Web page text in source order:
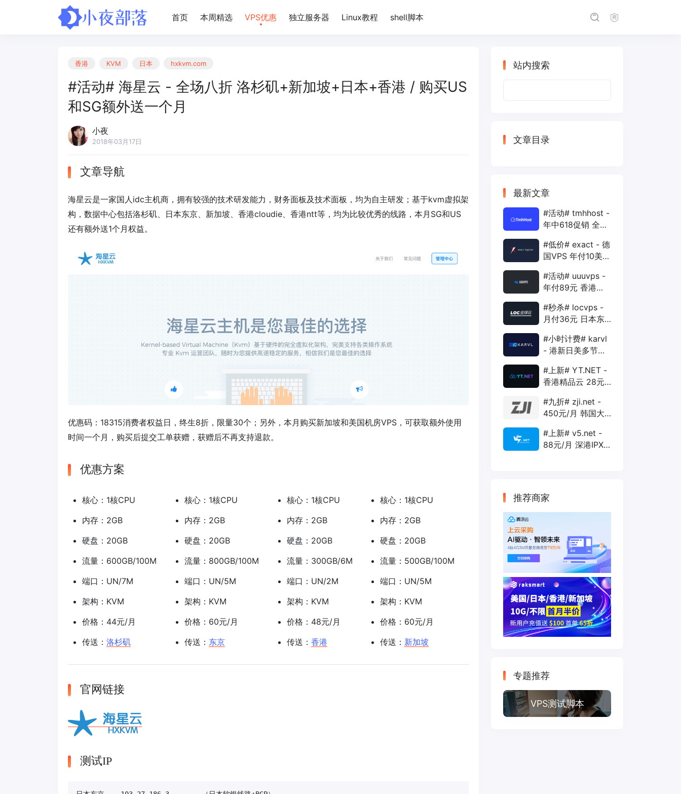
首页 本周精选 VPS优惠 独立服务器 Linux教程 shell脚本
香港 KVM 日本 hxkvm.com
#活动# 海星云 - 全场八折 洛杉矶+新加坡+日本+香港 / 购买US
和SG额外送一个月
小夜
2018年03月17日
文章导航
海星云是一家国人idc主机商，拥有较强的技术研发能力，财务面板及技术面板，均为自主研发；基于kvm虚拟架
构，数据中心包括洛杉矶、日本东京、新加坡、香港cloudie、香港ntt等，均为比较优秀的线路，本月SG和US
还有额外送1个月权益。
优惠码： 18315消费者权益日，终生8折，限量30个；另外，本月购买新加坡和美国机房VPS，可获取额外使用
时间一个月，购买后提交工单获赠，获赠后不再支持退款。
优惠方案
核心：1核CPU
内存：2GB
硬盘：20GB
流量：600GB/100M
端口：UN/7M
架构：KVM
价格：44元/月
传送： 洛杉矶
核心：1核CPU
内存：2GB
硬盘：20GB
流量：800GB/100M
端口：UN/5M
架构：KVM
价格：60元/月
传送： 东京
核心：1核CPU
内存：2GB
硬盘：20GB
流量：300GB/6M
端口：UN/2M
架构：KVM
价格：48元/月
传送： 香港
核心：1核CPU
内存：2GB
硬盘：20GB
流量：500GB/100M
端口：UN/5M
架构：KVM
价格：60元/月
传送： 新加坡
官网链接
测试IP
站内搜索
文章目录
最新文章
#活动# tmhhost -
年中618促销 全场
年付VPS
#低价# exact - 德
国VPS 年付10美元
1Gbps
#活动# uuuvps -
年付89元 香港
400G 30M
#秒杀# locvps -
月付36元 日本东
40G 1T 450Mbps
#小时计费# karvl
- 港新日美多节点
20G 5T 1Gbps
#上新# YT.NET -
香港精品云 28元/
AS10099+移动
CMI
#九折# zji.net -
450元/月 韩国大
优化和纯国际线路
#上新# v5.net -
88元/月 深港IPX
推荐商家
专题推荐
VPS测试脚本